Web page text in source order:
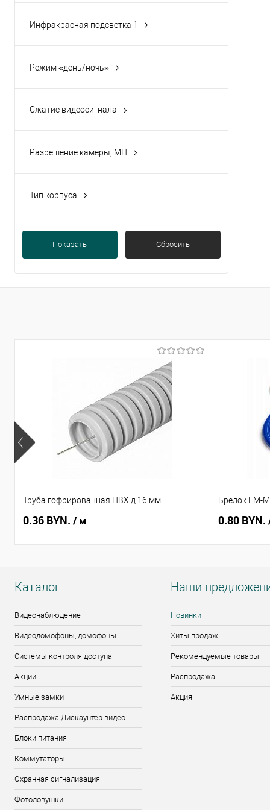
Инфракрасная подсветка 1
Режим «день/ночь»
Сжатие видеосигнала
Разрешение камеры, МП
Тип корпуса
Показать Сбросить
Труба гофрированная ПВХ д.16 мм
0.36 BYN. / м
Брелок EM-
0.80 BYN.
Каталог
Видеонаблюдение
Видеодомофоны, домофоны
Системы контроля доступа
Акции
Умные замки
Распродажа Дискаунтер видео
Блоки питания
Коммутаторы
Охранная сигнализация
Фотоловушки
Наши
Новинки
Хиты продаж
Рекомендуемые товары
Распродажа
Акция